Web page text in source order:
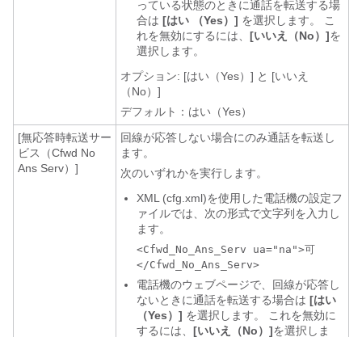
っている状態のときに通話を転送する場
合は [はい （Yes）] を選択します。 こ
れを無効にするには、 [いいえ（No）]を
選択します。
オプション: [はい（Yes）] と [いいえ
（No）]
デフォルト：はい（Yes）
[無応答時転送サー
ビス（Cfwd No
Ans Serv）]
回線が応答しない場合にのみ通話を転送し
ます。
次のいずれかを実行します。
XML (cfg.xml)を使用した電話機の設定フ
ァイルでは、次の形式で文字列を入力し
ます。
<Cfwd_No_Ans_Serv ua="na">可
</Cfwd_No_Ans_Serv>
電話機のウェブページで、回線が応答し
ないときに通話を転送する場合は [はい
（Yes）] を選択します。 これを無効に
するには、 [いいえ（No）]を選択しま